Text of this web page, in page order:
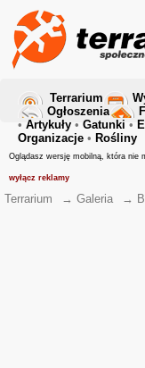
Terrarium
Ogłoszenia
• Artykuły • Gatunki •
Organizacje • Rośliny
Oglądasz wersję mobilną, która nie
wyłącz reklamy
Terrarium → Galeria →